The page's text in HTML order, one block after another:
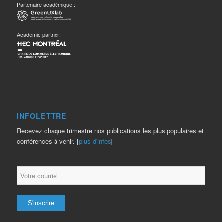
Partenaire académique :
Academic partner:
INFOLETTRE
Recevez chaque trimestre nos publications les plus populaires et
conférences à venir. [plus d'infos]